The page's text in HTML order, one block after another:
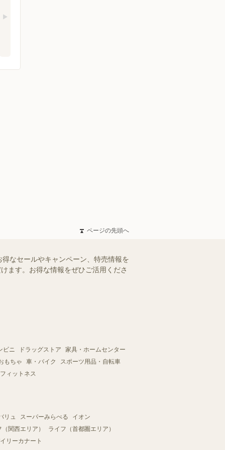
ページの先頭へ
なセールやキャンペーン、特売情報を
ます。お得な情報をぜひご活用くださ
ビニ ドラッグストア
家具・ホームセンター
もちゃ
車・バイク
スポーツ用品・自転車
ィットネス
リュ スーパーみらべる
イオン
関西エリア）
ライフ（首都圏エリア）
リーカナート